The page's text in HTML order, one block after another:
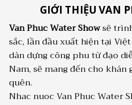
GIỚI THIỆU VAN
Van Phuc Water Showsẽ
sắc, lần đầu xuất hiện tại
dàn dựng công phu từ đạo
Nam, sẽ mang đến cho
quên.
Nhac nuoc Van Phuc Water